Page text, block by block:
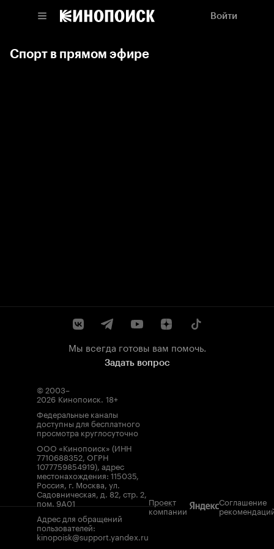
Войти
Спорт в прямом эфире
Мы всегда готовы вам помочь.
Задать вопрос
© 2003–
2026 Кинопоиск. 18+
Федеральные каналы
доступны для бесплатного
просмотра круглосуточно
ООО «Кинопоиск» (ИНН
7710688352, ОГРН
1077759854919), адрес
местонахождения: 115035,
Россия, г. Москва, ул.
Садовническая, д. 82, стр. 2,
пом. 9А01
Адрес для обращений
пользователей:
kinopoisk@support.yandex.ru
Проект
компании
Соглашение